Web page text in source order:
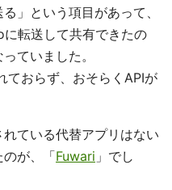
」という項目があって、
転送して共有できたの
ていました。
ておらず、おそらくAPIが
ている代替アプリはない
が、「Fuwari 」でし